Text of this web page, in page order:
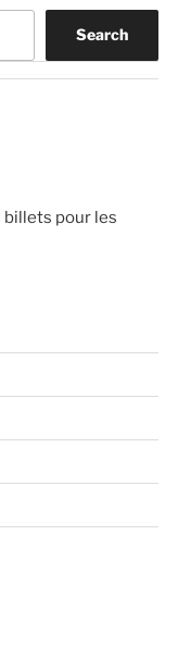
Search
billets pour les